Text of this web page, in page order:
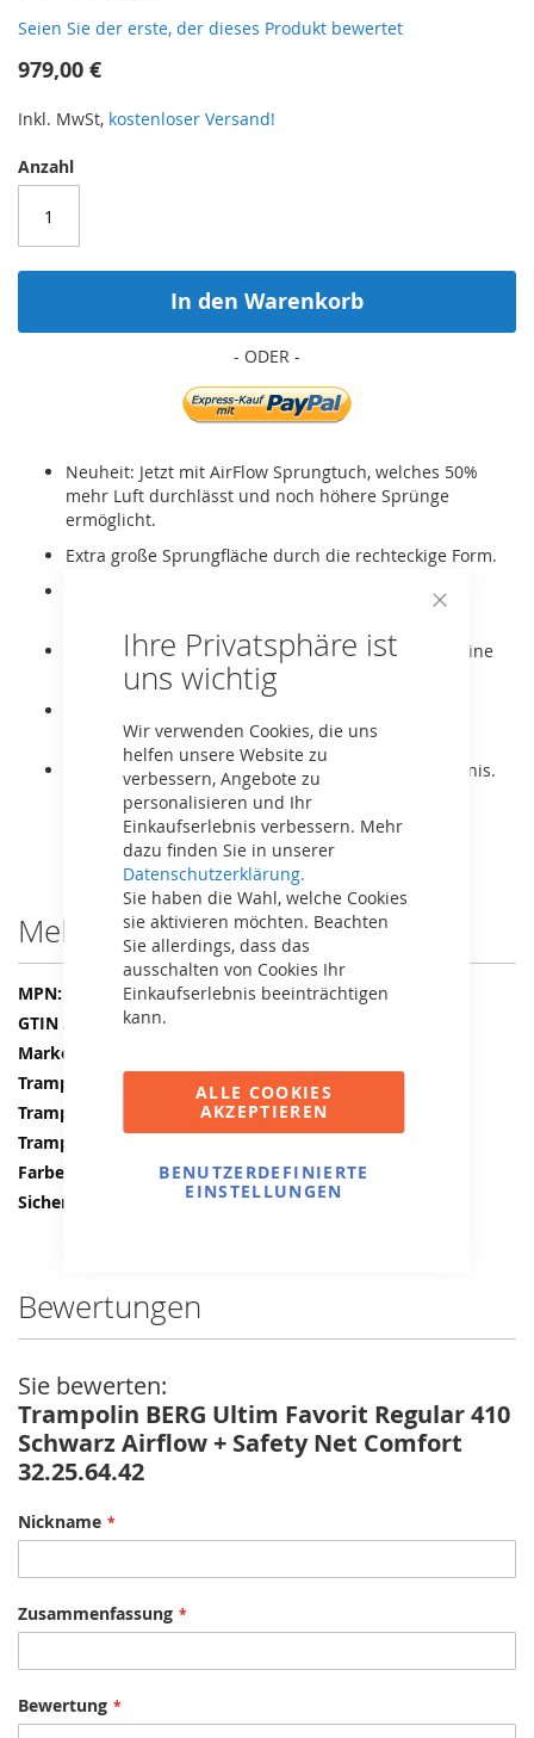
Cookie
Ihre Privatsphäre ist
uns wichtig
Wir verwenden Cookies, die uns
helfen unsere Website zu
verbessern, Angebote zu
personalisieren und Ihr
Einkaufserlebnis verbessern. Mehr
dazu finden Sie in unserer
Datenschutzerklärung.
Sie haben die Wahl, welche Cookies
sie aktivieren möchten. Beachten
Sie allerdings, dass das
ausschalten von Cookies Ihr
Einkaufserlebnis beeinträchtigen
kann.
ALLE COOKIES
AKZEPTIEREN
BENUTZERDEFINIERTE
EINSTELLUNGEN
Seien Sie der erste, der dieses Produkt bewertet
979,00 €
Inkl. MwSt, kostenloser Versand!
Anzahl
In den Warenkorb
Neuheit: Jetzt mit AirFlow Sprungtuch, welches 50%
mehr Luft durchlässt und noch höhere Sprünge
ermöglicht.
Extra große Sprungfläche durch die rechteckige Form.
Mit GoldSpring-Solo Federn für besonders hohen
Eine dicke PVC-Schicht oben und unten sorgt für eine
lange Lebensdauer des Schutzrandes.
Schaumstoffpolster um die Pfosten.
Sehr stabil und sehr gutes Preis-Leistungs-Verhältnis.
Mehr Informationen
Mehr
Informationen
32.25.64.42
8715839103229
Regular
Rechteckig
Safety Net Comfort
Bewertungen
Sie bewerten:
Trampolin BERG Ultim Favorit Regular 410
Schwarz Airflow + Safety Net Comfort
32.25.64.42
Nickname
Zusammenfassung
Bewertung